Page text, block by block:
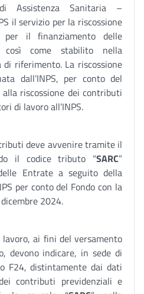
Assistenza Sanitaria –
il servizio per la riscossione
il finanziamento delle
come stabilito nella
riferimento. La riscossione
dall’INPS, per conto del
riscossione dei contributi
di lavoro all’INPS.
deve avvenire tramite il
il codice tributo “SARC”
Entrate a seguito della
per conto del Fondo con la
2024.
ai fini del versamento
devono indicare, in sede di
F24, distintamente dai dati
contributi previdenziali e